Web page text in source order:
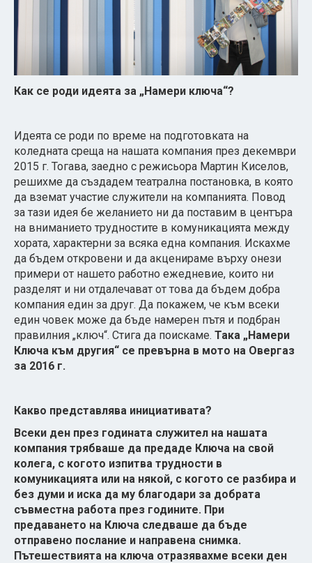
Как се роди идеята за „Намери ключа“?
Идеята се роди по време на подготовката на
коледната среща на нашата компания през декември
2015 г. Тогава, заедно с режисьора Мартин Киселов,
решихме да създадем театрална постановка, в която
да вземат участие служители на компанията. Повод
за тази идея бе желанието ни да поставим в центъра
на вниманието трудностите в комуникацията между
хората, характерни за всяка една компания. Искахме
да бъдем откровени и да акценираме върху онези
примери от нашето работно ежедневие, които ни
разделят и ни отдалечават от това да бъдем добра
компания един за друг. Да покажем, че към всеки
един човек може да бъде намерен пътя и подбран
правилния „ключ“. Стига да поискаме. Така „Намери
Ключа към другия“ се превърна в мото на Овергаз
за 2016 г.
Какво представлява инициативата?
Всеки ден през годината служител на нашата
компания трябваше да предаде Ключа на свой
колега, с когото изпитва трудности в
комуникацията или на някой, с когото се разбира и
без думи и иска да му благодари за добрата
съвместна работа през годините. При
предаването на Ключа следваше да бъде
отправено послание и направена снимка.
Пътешествията на ключа отразявахме всеки ден